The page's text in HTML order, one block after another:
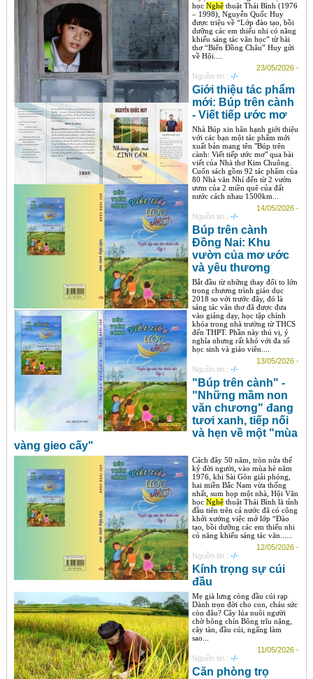
học Nghệthuật Thái Bình (1976
– 1998), Nguyễn Quốc Huy
được triệu về “Lớp đào tạo, bồi
dưỡng các em thiếu nhi có năng
khiếu sáng tác văn học” từ bài
thơ “Biển Đồng Châu” Huy gửi
về Hội....
23/05/2026 -
Nguồn tin : -/-
Giới thiệu tác phẩm
mới: Búp trên cành
- Viết tiếp ước mơ
Nhà Búp xin hân hạnh giới thiệu
với các bạn một tác phẩm mới
xuất bản mang tên "Búp trên
cành: Viết tiếp ước mơ" qua bài
viết của Nhà thơ Kim Chuông.
Cuốn sách gồm 92 tác phẩm của
80 Nhà văn Nhí đến từ 2 vườn
ươm của 2 miền quê của đất
nước cách nhau 1500km...
14/05/2026 -
Nguồn tin : -/-
Búp trên cành
Đồng Nai: Khu
vườn của mơ ước
và yêu thương
Bắt đầu từ những thay đổi to lớn
trong chương trình giáo dục
2018 so với trước đây, đó là
sáng tác văn thơ đã được đưa
vào giảng dạy, học tập chính
khóa trong nhà trường từ THCS
đến THPT. Phần này thú vị, ý
nghĩa nhưng rất khó với đa số
học sinh và giáo viên....
13/05/2026 -
Nguồn tin : -/-
"Búp trên cành" -
"Những mầm non
văn chương" đang
tươi xanh, tiếp nối
và hẹn về một "mùa
vàng gieo cấy"
Cách đây 50 năm, tròn nửa thế
kỷ đời người, vào mùa hè năm
1976, khi Sài Gòn giải phóng,
hai miền Bắc Nam vừa thống
nhất, sum họp một nhà, Hội Văn
học Nghệthuật Thái Bình là tỉnh
đầu tiên trên cả nước đã có công
khởi xướng việc mở lớp “Đào
tạo, bồi dưỡng các em thiếu nhi
có năng khiếu sáng tác văn......
12/05/2026 -
Nguồn tin : -/-
Kính trọng sự cúi
đầu
Mẹ già lưng còng đầu cúi rạp
Dành trọn đời cho con, cháu sức
còn đâu? Cây lúa nuôi người
chờ bông chín Bông trĩu nặng,
cây tàn, đầu cúi, ngẩng làm
sao...
11/05/2026 -
Nguồn tin : -/-
Căn phòng trọ